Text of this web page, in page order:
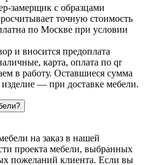
замерщик с образцами
точную стоимость
по Москве при условии
и вносится предоплата
карта, оплата по qr
в работу. Оставшиеся сумма
изделие — при доставке мебели.
на заказ в нашей
проекта мебели, выбранных
пожеланий клиента. Если вы